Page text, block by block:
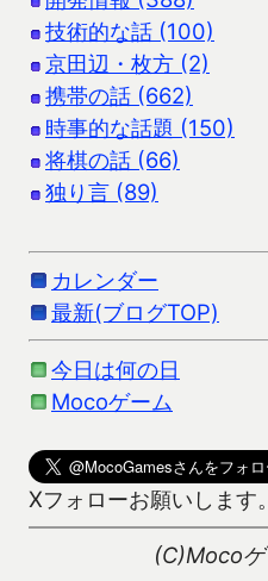
技術的な話 (100)
京田辺・枚方 (2)
携帯の話 (662)
時事的な話題 (150)
将棋の話 (66)
独り言 (89)
カレンダー
最新(ブログTOP)
今日は何の日
Mocoゲーム
Xフォローお願いします。
(C)Moco